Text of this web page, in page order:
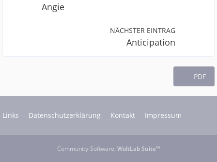
Angie
NÄCHSTER EINTRAG
Anticipation
PDF
Links Datenschutzerklärung Kontakt Impressum
Community-Software: WoltLab Suite™